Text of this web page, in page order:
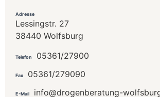
Adresse
Lessingstr. 27
38440 Wolfsburg
Telefon 05361/27900
Fax 05361/279090
E-Mail info@drogenberatung-